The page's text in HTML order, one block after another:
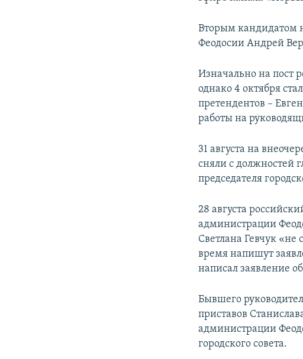
Вторым кандидатом
Феодосии Андрей
Изначально на пост
однако 4 октября
претендентов –
работы на
31 августа на
сняли с должностей
председателя
28 августа
администрации
Светлана Гевчук
время напишут
написал заявление
Бывшего
приставов
администрации
городского совета.